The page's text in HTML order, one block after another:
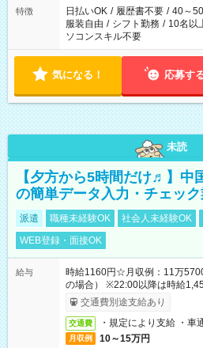
特徴 日払いOK / 履歴書不要 / 40～
服装自由 / シフト勤務 / 10名以
ソコンスキル不要
気になる！ 応募す
未読
【夕方から5時間だけ♬】中
の簡単データ入力・チェッ
派遣 職種未経験OK 社会人未経験OK
WEB登録・面接OK
給与
時給1160円☆月収例：11万
の場合） ※22:00以降は時給
交通費別途支給あり
交通費 ・規定により支給 ・車
月収例 10～15万円